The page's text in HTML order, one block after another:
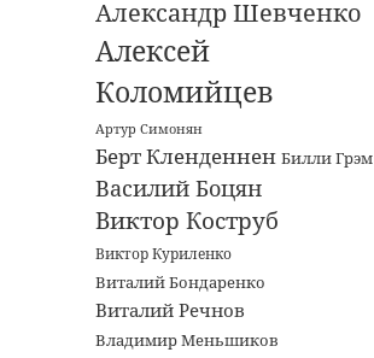
Александр Шевченко
Алексей
Коломийцев
Артур Симонян
Берт Кленденнен Билли Грэм
Василий Боцян
Виктор Коструб
Виктор Куриленко
Виталий Бондаренко
Виталий Речнов
Владимир Меньшиков